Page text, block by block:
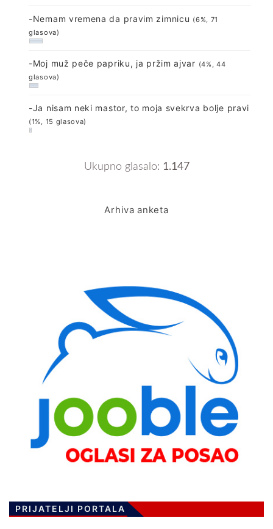
-Nemam vremena da pravim zimnicu (6%, 71
glasova)
-Moj muž peče papriku, ja pržim ajvar (4%, 44
glasova)
-Ja nisam neki mastor, to moja svekrva bolje pravi
(1%, 15 glasova)
Ukupno glasalo: 1.147
Arhiva anketa
PRIJATELJI PORTALA